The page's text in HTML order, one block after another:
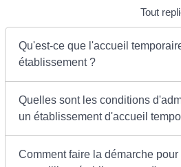
Tout
Qu'est-ce que l'accueil
établissement ?
Quelles sont les conditions
un établissement d'accueil
Comment faire la démarche pour